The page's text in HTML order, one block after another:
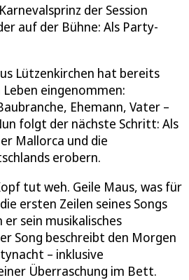
der Session
auf der Bühne: Als Party-
Lützenkirchen hat bereits
eingenommen:
Ehemann, Vater –
folgt der nächste Schritt: Als
Mallorca und die
erobern.
tut weh. Geile Maus, was für
ersten Zeilen seines Songs
sein musikalisches
Song beschreibt den Morgen
– inklusive
Überraschung im Bett.